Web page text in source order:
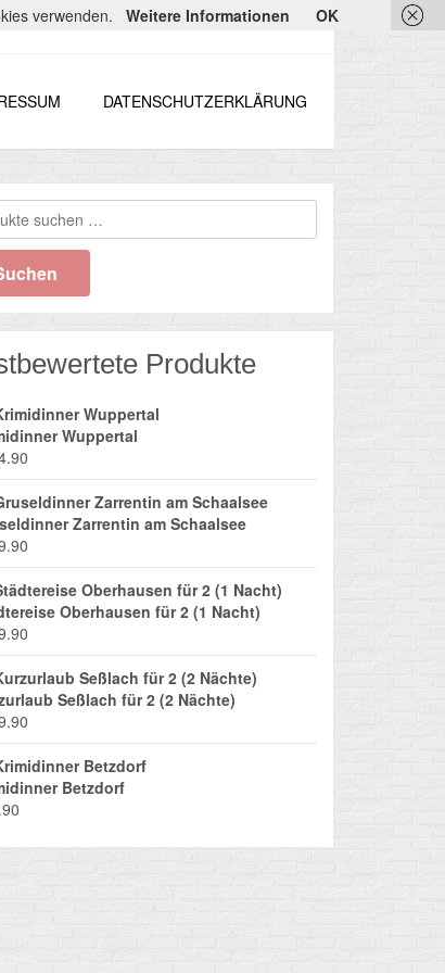
DATENSCHUTZERKLÄRUNG
Produkte
Wuppertal
Zarrentin am Schaalsee
Oberhausen für 2 (1 Nacht)
Seßlach für 2 (2 Nächte)
Betzdorf
verwenden. Weitere Informationen OK